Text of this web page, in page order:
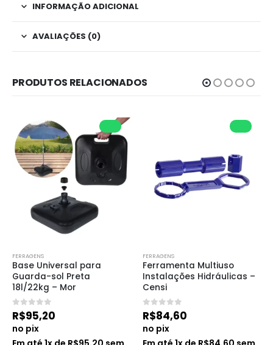
INFORMAÇÃO ADICIONAL
AVALIAÇÕES (0)
PRODUTOS RELACIONADOS
FERRAGENS
Base Universal para
Guarda-sol Preta
18l/22kg – Mor
0 de 5
R$95,20
no pix
FERRAGENS
Ferramenta Multiuso
Instalações Hidráulicas –
Censi
0 de 5
R$84,60
no pix